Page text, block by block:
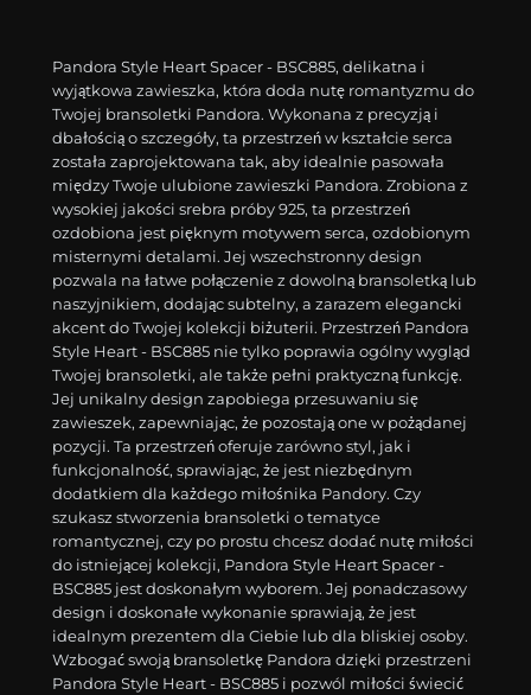
Pandora Style Heart Spacer - BSC885, delikatna i
wyjątkowa zawieszka, która doda nutę romantyzmu do
Twojej bransoletki Pandora. Wykonana z precyzją i
dbałością o szczegóły, ta przestrzeń w kształcie serca
została zaprojektowana tak, aby idealnie pasowała
między Twoje ulubione zawieszki Pandora. Zrobiona z
wysokiej jakości srebra próby 925, ta przestrzeń
ozdobiona jest pięknym motywem serca, ozdobionym
misternymi detalami. Jej wszechstronny design
pozwala na łatwe połączenie z dowolną bransoletką lub
naszyjnikiem, dodając subtelny, a zarazem elegancki
akcent do Twojej kolekcji biżuterii. Przestrzeń Pandora
Style Heart - BSC885 nie tylko poprawia ogólny wygląd
Twojej bransoletki, ale także pełni praktyczną funkcję.
Jej unikalny design zapobiega przesuwaniu się
zawieszek, zapewniając, że pozostają one w pożądanej
pozycji. Ta przestrzeń oferuje zarówno styl, jak i
funkcjonalność, sprawiając, że jest niezbędnym
dodatkiem dla każdego miłośnika Pandory. Czy
szukasz stworzenia bransoletki o tematyce
romantycznej, czy po prostu chcesz dodać nutę miłości
do istniejącej kolekcji, Pandora Style Heart Spacer -
BSC885 jest doskonałym wyborem. Jej ponadczasowy
design i doskonałe wykonanie sprawiają, że jest
idealnym prezentem dla Ciebie lub dla bliskiej osoby.
Wzbogać swoją bransoletkę Pandora dzięki przestrzeni
Pandora Style Heart - BSC885 i pozwól miłości świecić